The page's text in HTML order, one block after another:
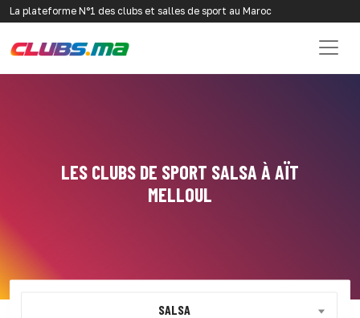
La plateforme N°1 des clubs et salles de sport au Maroc
LES CLUBS DE SPORT SALSA À AÏT
MELLOUL
SALSA